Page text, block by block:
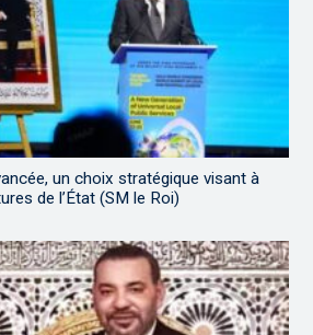
un choix stratégique visant à
de l’État (SM le Roi)